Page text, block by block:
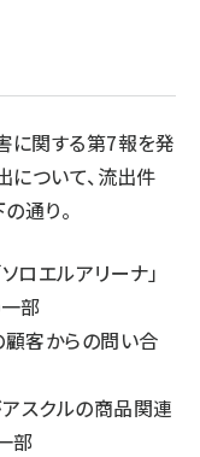
に関する第7報を発
ついて、流出件
通り。
ロエルアリーナ」
部
顧客からの問い合
スクルの商品関連
部